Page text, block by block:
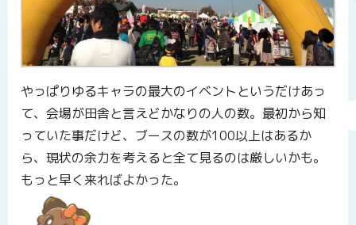
やっぱりゆるキャラの最大のイベントというだけあっ
て、会場が田舎と言えどかなりの人の数。最初から知
っていた事だけど、ブースの数が100以上はあるか
ら、現状の余力を考えると全て見るのは厳しいかも。
もっと早く来ればよかった。